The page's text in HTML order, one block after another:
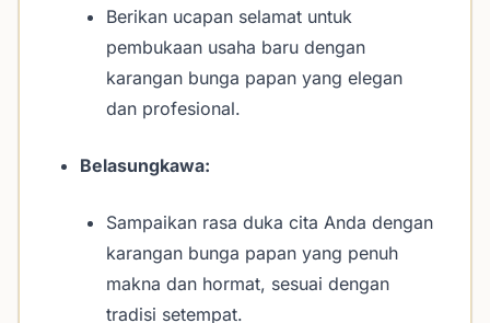
Berikan ucapan selamat untuk
pembukaan usaha baru dengan
karangan bunga papan yang elegan
dan profesional.
Belasungkawa:
Sampaikan rasa duka cita Anda dengan
karangan bunga papan yang penuh
makna dan hormat, sesuai dengan
tradisi setempat.